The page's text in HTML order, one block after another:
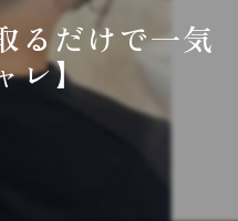
るだけで一気
レ】